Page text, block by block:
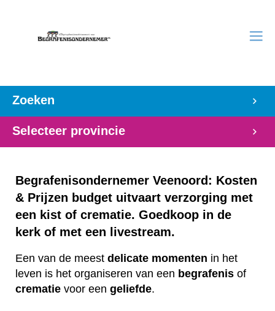
Zoeken
Selecteer provincie
Begrafenisondernemer Veenoord: Kosten
& Prijzen budget uitvaart verzorging met
een kist of crematie. Goedkoop in de
kerk of met een livestream.
Een van de meest delicate momenten in het
leven is het organiseren van een begrafenis of
crematie voor een geliefde.